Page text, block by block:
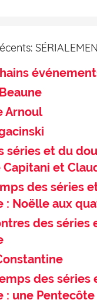
Arnoul
séries et du
Capitani et
des séries
: Noëlle aux
des séries
des séries
: une